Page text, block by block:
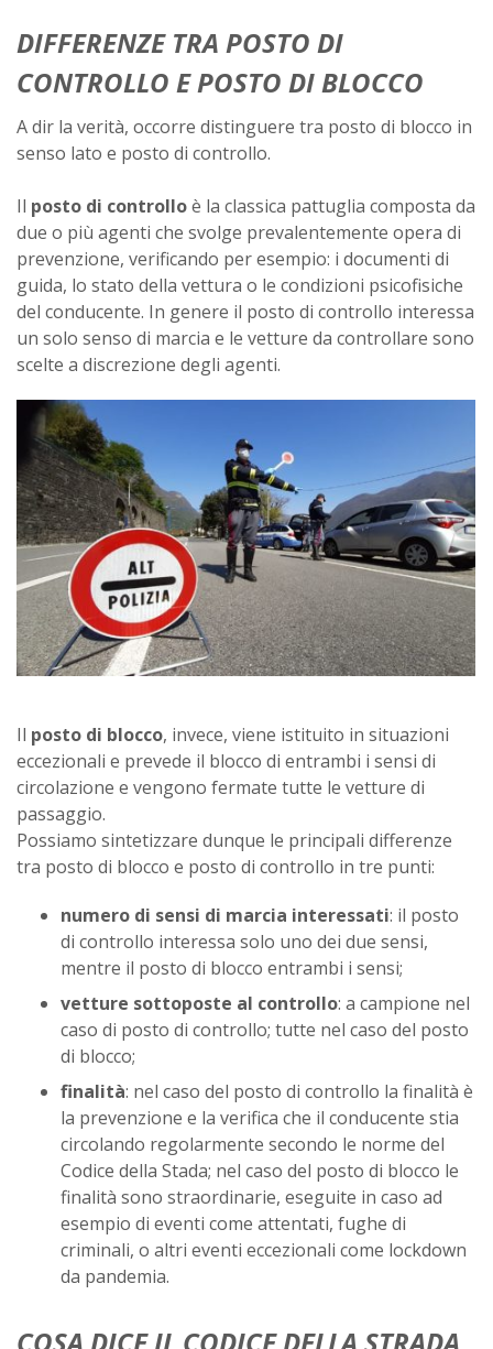
DIFFERENZE TRA POSTO DI
CONTROLLO E POSTO DI BLOCCO
A dir la verità, occorre distinguere tra posto di blocco in
senso lato e posto di controllo.
Il posto di controlloè la classica pattuglia composta da
due o più agenti che svolge prevalentemente opera di
prevenzione, verificando per esempio: i documenti di
guida, lo stato della vettura o le condizioni psicofisiche
del conducente. In genere il posto di controllo interessa
un solo senso di marcia e le vetture da controllare sono
scelte a discrezione degli agenti.
Il posto di blocco, invece, viene istituito in situazioni
eccezionali e prevede il blocco di entrambi i sensi di
circolazione e vengono fermate tutte le vetture di
passaggio.
Possiamo sintetizzare dunque le principali differenze
tra posto di blocco e posto di controllo in tre punti:
numero di sensi di marcia interessati: il posto
di controllo interessa solo uno dei due sensi,
mentre il posto di blocco entrambi i sensi;
vetture sottoposte al controllo: a campione nel
caso di posto di controllo; tutte nel caso del posto
di blocco;
finalità: nel caso del posto di controllo la finalità è
la prevenzione e la verifica che il conducente stia
circolando regolarmente secondo le norme del
Codice della Stada; nel caso del posto di blocco le
finalità sono straordinarie, eseguite in caso ad
esempio di eventi come attentati, fughe di
criminali, o altri eventi eccezionali come lockdown
da pandemia.